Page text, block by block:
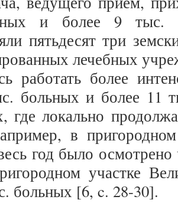
и более 9 тыс.
пятьдесят три
лечебных
работать более
больных и более 11
где локально
в
год было
участке
больных [6, c. 28-30].